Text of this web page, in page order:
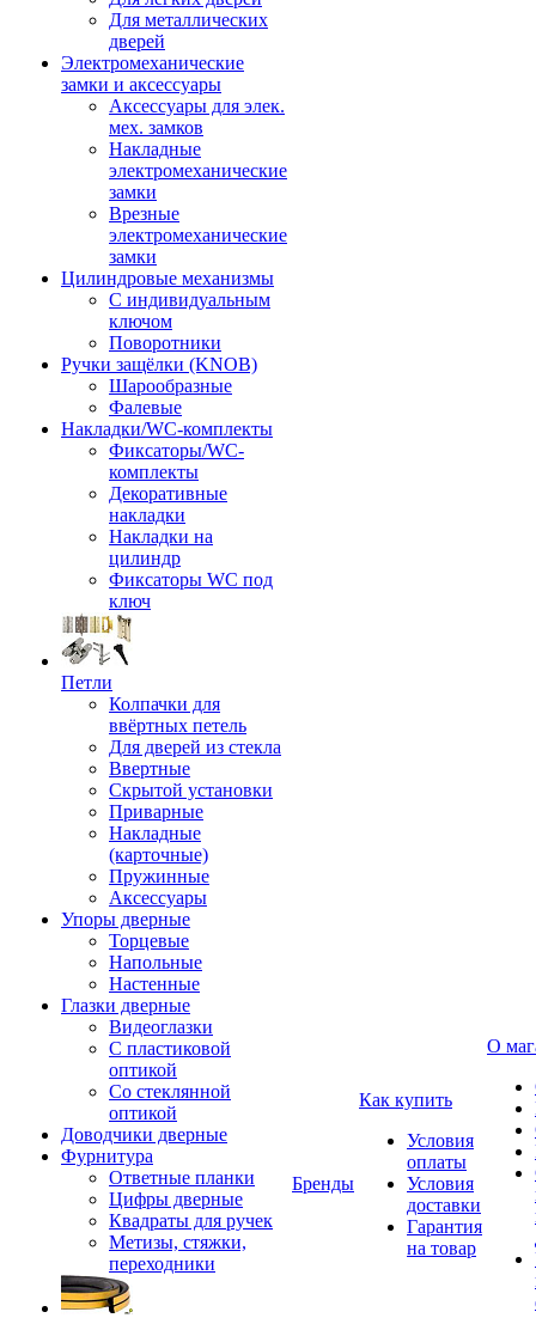
Для металлических
дверей
Электромеханические
замки и аксессуары
Аксессуары для элек.
мех. замков
Накладные
электромеханические
замки
Врезные
электромеханические
замки
Цилиндровые механизмы
С индивидуальным
ключом
Поворотники
Ручки защёлки (KNOB)
Шарообразные
Фалевые
Накладки/WC-комплекты
Фиксаторы/WC-
комплекты
Декоративные
накладки
Накладки на
цилиндр
Фиксаторы WC под
ключ
Петли
Колпачки для
ввёртных петель
Для дверей из стекла
Ввертные
Скрытой установки
Приварные
Накладные
(карточные)
Пружинные
Аксессуары
Упоры дверные
Торцевые
Напольные
Настенные
Глазки дверные
Видеоглазки
С пластиковой
оптикой
Со стеклянной
оптикой
Доводчики дверные
Фурнитура
Ответные планки
Цифры дверные
Квадраты для ручек
Метизы, стяжки,
переходники
Бренды
Как купить
Условия
оплаты
Условия
доставки
Гарантия
на товар
О